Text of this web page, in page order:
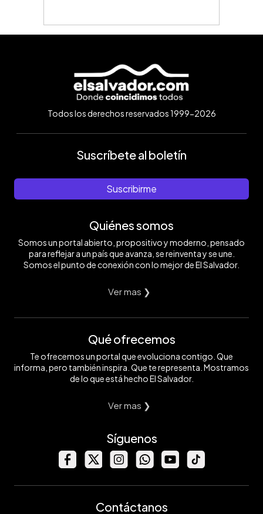
Todos los derechos reservados 1999-2026
Suscríbete al boletín
Suscribirme
Quiénes somos
Somos un portal abierto, propositivo y moderno, pensado
para reflejar a un país que avanza, se reinventa y se une.
Somos el punto de conexión con lo mejor de El Salvador.
Ver mas ❯
Qué ofrecemos
Te ofrecemos un portal que evoluciona contigo. Que
informa, pero también inspira. Que te representa. Mostramos
de lo que está hecho El Salvador.
Ver mas ❯
Síguenos
Contáctanos